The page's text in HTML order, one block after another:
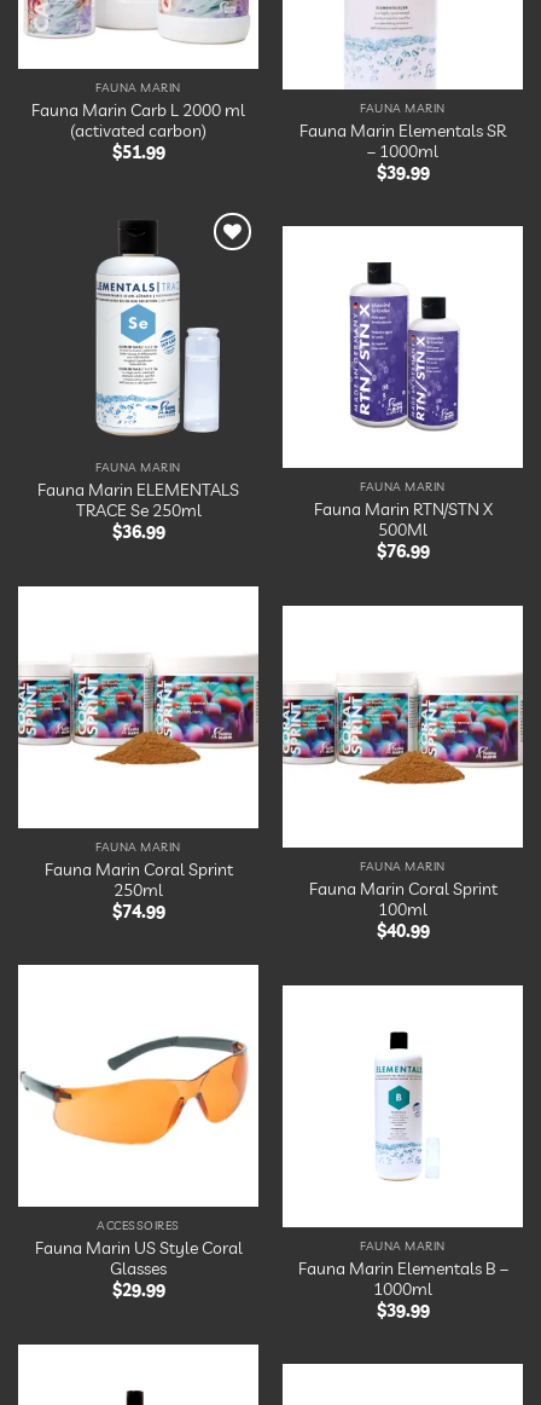
FAUNA MARIN
Fauna Marin Carb L 2000 ml
(activated carbon)
$51.99
FAUNA MARIN
Fauna Marin Elementals SR
– 1000ml
$39.99
FAUNA MARIN
Fauna Marin ELEMENTALS
TRACE Se 250ml
$36.99
FAUNA MARIN
Fauna Marin RTN/STN X
500Ml
$76.99
liste
d’envies
FAUNA MARIN
Fauna Marin Coral Sprint
250ml
$74.99
liste
d’envies
FAUNA MARIN
Fauna Marin Coral Sprint
100ml
$40.99
à la
liste
d’envies
ACCESSOIRES
Fauna Marin US Style Coral
Glasses
$29.99
FAUNA MARIN
Fauna Marin Elementals B –
1000ml
$39.99